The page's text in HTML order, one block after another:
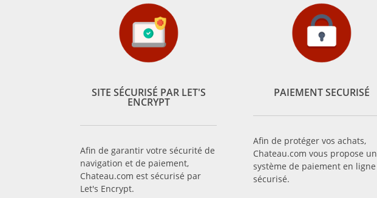
SITE SÉCURISÉ PAR LET'S
ENCRYPT
Afin de garantir votre sécurité de
navigation et de paiement,
Chateau.com est sécurisé par
Let's Encrypt.
PAIEMENT SECURISÉ
Afin de protéger vos achats,
Chateau.com vous propose un
système de paiement en ligne
sécurisé.